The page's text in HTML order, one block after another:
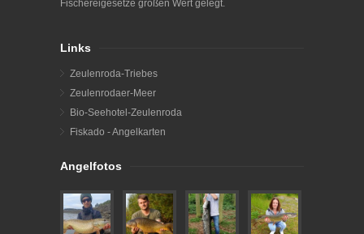
Fischereigesetze großen Wert gelegt.
Links
Zeulenroda-Triebes
Zeulenrodaer-Meer
Bio-Seehotel-Zeulenroda
Fiskado - Angelkarten
Angelfotos